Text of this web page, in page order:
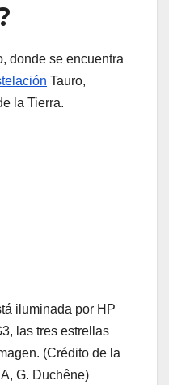
donde se encuentra
Tauro,
la Tierra.
iluminada por HP
las tres estrellas
(Crédito de la
G. Duchêne)